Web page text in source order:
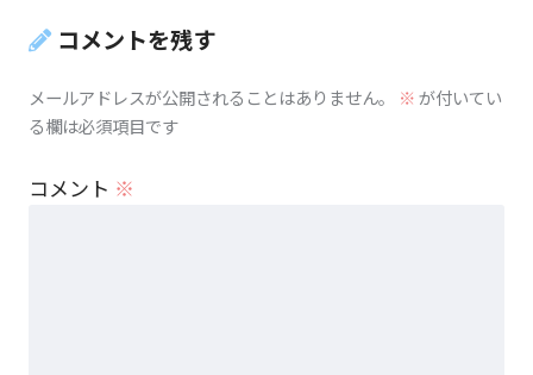
コメントを残す
メールアドレスが公開されることはありません。 ※が付いてい
る欄は必須項目です
コメント ※